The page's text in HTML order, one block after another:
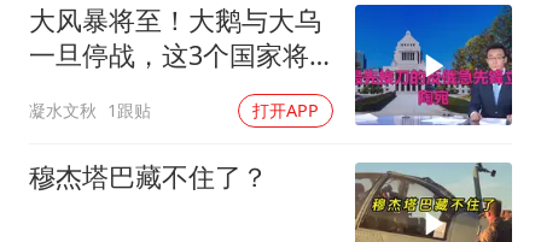
酒店回应车内过夜被收150元
杭州全市有序停课
商场现钱学森巨幅海报 负责人回应
乐享全民健身 共筑健康中国
大风暴将至！大鹅与大乌
一旦停战，这3个国家将
凝水文秋 1跟贴 打开APP
穆杰塔巴藏不住了？